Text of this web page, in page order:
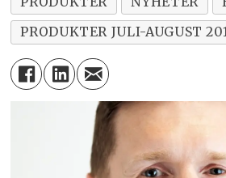
PRODUKTER JULI-AUGUST